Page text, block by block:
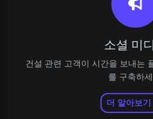
소셜 미
건설 관련 고객이 시간을 보내는
를 구축하
더 알아보기